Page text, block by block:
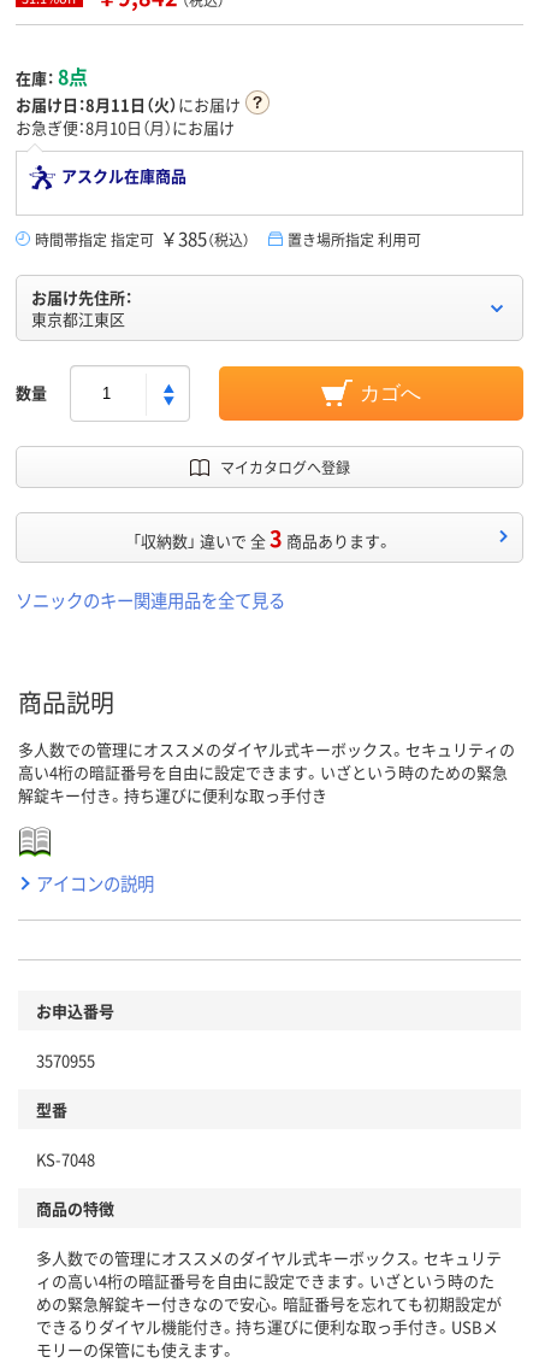
在庫： 8点
お届け日：8月11日（火）にお届け
お急ぎ便：8月10日（月）にお届け
アスクル在庫商品
時間帯指定 指定可 ￥385（税込） 置き場所指定 利用可
お届け先住所：
東京都江東区
数量 カゴへ
マイカタログへ登録
「収納数」 違いで 全3 商品あります。
ソニックのキー関連用品を全て見る
商品説明
多人数での管理にオススメのダイヤル式キーボックス。セキュリティの
高い4桁の暗証番号を自由に設定できます。いざという時のための緊急
解錠キー付き。持ち運びに便利な取っ手付き
アイコンの説明
お申込番号
3570955
型番
KS-7048
商品の特徴
多人数での管理にオススメのダイヤル式キーボックス。セキュリテ
ィの高い4桁の暗証番号を自由に設定できます。いざという時のた
めの緊急解錠キー付きなので安心。暗証番号を忘れても初期設定が
できるりダイヤル機能付き。持ち運びに便利な取っ手付き。USBメ
モリーの保管にも使えます。